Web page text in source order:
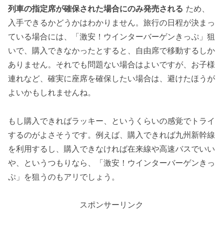
列車の指定席が確保された場合にのみ発売される ため、
入手できるかどうかはわかりません。旅行の日程が決まっ
ている場合には、「激安！ウインターバーゲンきっぷ」狙
いで、購入できなかったとすると、自由席で移動するしか
ありません。それでも問題ない場合はよいですが、お子様
連れなど、確実に座席を確保したい場合は、避けたほうが
よいかもしれませんね。
もし購入できればラッキー、というくらいの感覚でトライ
するのがよさそうです。例えば、購入できれば九州新幹線
を利用するし、購入できなければ在来線や高速バスでいい
や、というつもりなら、「激安！ウインターバーゲンきっ
ぷ」を狙うのもアリでしょう。
スポンサーリンク